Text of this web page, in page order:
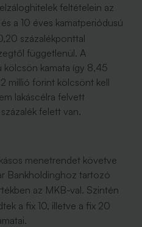
feltételein az
a 10 éves kamatperiódusú
százalékponttal
függetlenül. A
kölcsön kamata így 8,45
millió forint kölcsönt kell
lakáscélra felvett
felett van.
menetrendet követve
Bankholdinghoz tartozó
az MKB-val. Szintén
a fix 10, illetve a fix 20